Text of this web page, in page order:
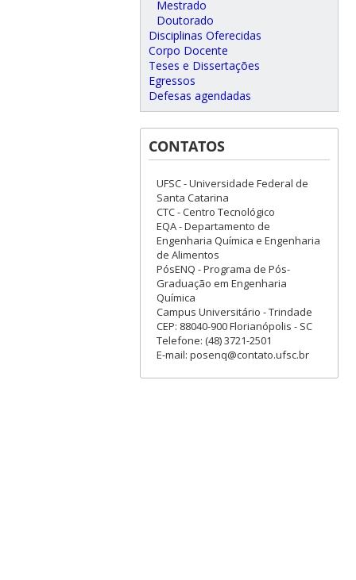
Mestrado
Doutorado
Disciplinas Oferecidas
Corpo Docente
Teses e Dissertações
Egressos
Defesas agendadas
CONTATOS
UFSC - Universidade Federal de
Santa Catarina
CTC - Centro Tecnológico
EQA - Departamento de
Engenharia Química e Engenharia
de Alimentos
PósENQ - Programa de Pós-
Graduação em Engenharia
Química
Campus Universitário - Trindade
CEP: 88040-900 Florianópolis - SC
Telefone: (48) 3721-2501
E-mail: posenq@contato.ufsc.br